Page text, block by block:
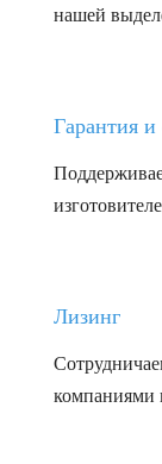
нашей
Гарантия
Лизинг
компаниями